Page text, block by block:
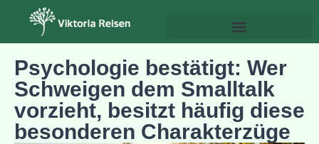
Psychologie bestätigt: Wer
Schweigen dem Smalltalk
vorzieht, besitzt häufig diese
besonderen Charakterzüge